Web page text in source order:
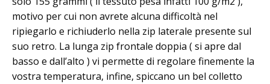
motivo per cui non avrete alcuna difficoltà nel
ripiegarlo e richiuderlo nella zip laterale presente sul
suo retro. La lunga zip frontale doppia ( si apre dal
basso e dall’alto ) vi permette di regolare finemente la
vostra temperatura, infine, spiccano un bel colletto